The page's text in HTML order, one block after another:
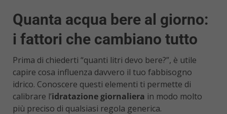
Quanta acqua bere al giorno:
i fattori che cambiano tutto
Prima di chiederti “quanti litri devo bere?”, è utile
capire cosa influenza davvero il tuo fabbisogno
idrico. Conoscere questi elementi ti permette di
calibrare l’idratazione giornaliera in modo molto
più preciso di qualsiasi regola generica.